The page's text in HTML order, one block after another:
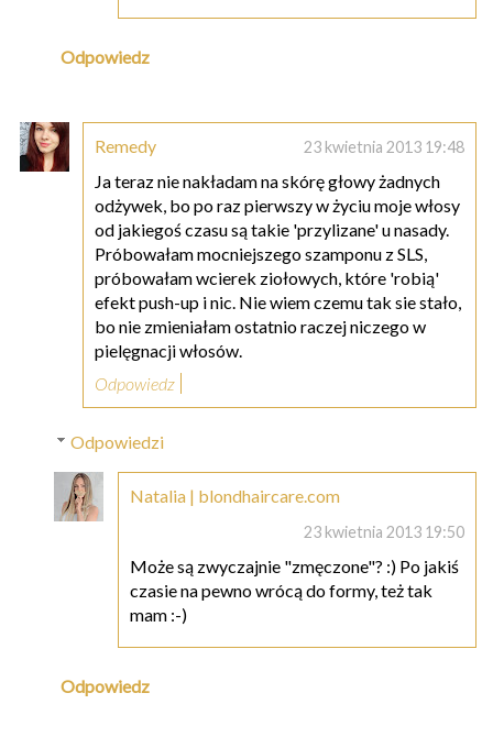
Odpowiedz
Remedy 23 kwietnia 2013 19:48
Ja teraz nie nakładam na skórę głowy żadnych
odżywek, bo po raz pierwszy w życiu moje włosy
od jakiegoś czasu są takie 'przylizane' u nasady.
Próbowałam mocniejszego szamponu z SLS,
próbowałam wcierek ziołowych, które 'robią'
efekt push-up i nic. Nie wiem czemu tak sie stało,
bo nie zmieniałam ostatnio raczej niczego w
pielęgnacji włosów.
Odpowiedz
Odpowiedzi
Natalia | blondhaircare.com
23 kwietnia 2013 19:50
Może są zwyczajnie "zmęczone"? :) Po jakiś
czasie na pewno wrócą do formy, też tak
mam :-)
Odpowiedz